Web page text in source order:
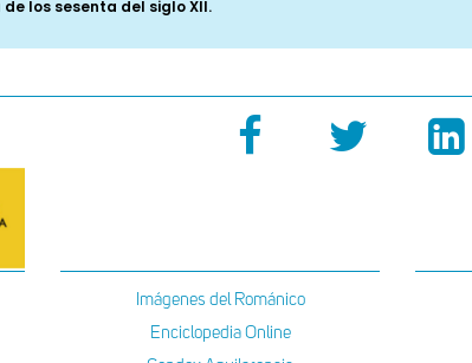
Imágenes del Románico
Enciclopedia Online